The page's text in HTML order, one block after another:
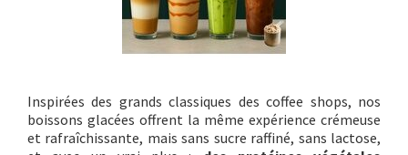
Inspirées des grands classiques des coffee shops, nos
boissons glacées offrent la même expérience crémeuse
et rafraîchissante, mais sans sucre raffiné, sans lactose,